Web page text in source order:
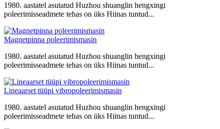
1980. aastatel asutatud Huzhou shuanglin hengxingi
poleerimisseadmete tehas on üks Hiinas tuntud...
Magnetpinna poleerimismasin
1980. aastatel asutatud Huzhou shuanglin hengxingi
poleerimisseadmete tehas on üks Hiinas tuntud...
Lineaarset tüüpi vibropoleerimismasin
1980. aastatel asutatud Huzhou shuanglin hengxingi
poleerimisseadmete tehas on üks Hiinas tuntud...